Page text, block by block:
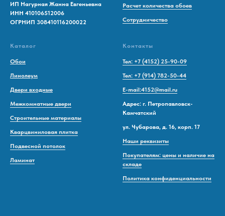
ИП Нагурная Жанна Евгеньевна
ИНН 410106512006
ОГРНИП 308410116200022
Расчет количества обоев
Сотрудничество
Каталог
Обои
Линолеум
Двери входные
Межкомнатные двери
Строительные материалы
Кварцвиниловая плитка
Подвесной потолок
Ламинат
Контакты
Тел: +7 (4152) 25-90-09
Тел: +7 (914) 782-50-44
E-mail:4152@mail.ru
Адрес: г. Петропавловск-
Камчатский
ул. Чубарова, д. 16, корп. 17
Наши реквизиты
Покупателям: цены и наличие на
складе
Политика конфиденциальности